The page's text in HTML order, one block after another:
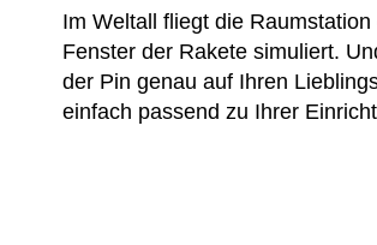
Im Weltall fliegt die
Fenster der Rakete simuliert.
der Pin genau auf Ihren
einfach passend zu Ihrer